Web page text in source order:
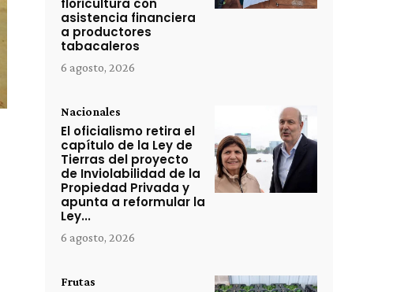
floricultura con
asistencia financiera
a productores
tabacaleros
6 agosto, 2026
Nacionales
El oficialismo retira el
capítulo de la Ley de
Tierras del proyecto
de Inviolabilidad de la
Propiedad Privada y
apunta a reformular la
Ley...
6 agosto, 2026
Frutas